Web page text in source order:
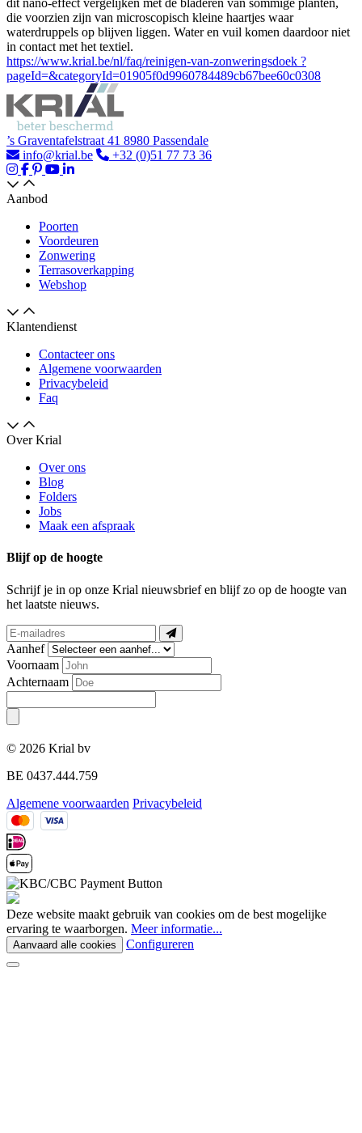
dit nano-effect vergelijken met de bladeren van sommige planten,
die voorzien zijn van microscopisch kleine haartjes waar
waterdruppels op blijven liggen. Water en vuil komen daardoor niet
in contact met het textiel.
https://www.krial.be/nl/faq/reinigen-van-zonweringsdoek ?
pageId=&categoryId=01905f0d9960784489cb67bee60c0308
’s Graventafelstraat 41 8980 Passendale
info@krial.be
+32 (0)51 77 73 36
Aanbod
Poorten
Voordeuren
Zonwering
Terrasoverkapping
Webshop
Klantendienst
Contacteer ons
Algemene voorwaarden
Privacybeleid
Faq
Over Krial
Over ons
Blog
Folders
Jobs
Maak een afspraak
Blijf op de hoogte
Schrijf je in op onze Krial nieuwsbrief en blijf zo op de hoogte van
het laatste nieuws.
Aanhef
Voornaam
Achternaam
© 2026 Krial bv
BE 0437.444.759
Algemene voorwaarden Privacybeleid
Deze website maakt gebruik van cookies om de best mogelijke
ervaring te waarborgen. Meer informatie...
Aanvaard alle cookies Configureren